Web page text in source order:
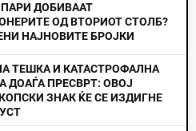
ДОБИВААТ
ОД ВТОРИОТ СТОЛБ?
НАЈНОВИТЕ БРОЈКИ
ТЕШКА И КАТАСТРОФАЛНА
ДОАЃА ПРЕСВРТ: ОВОЈ
ЗНАК ЌЕ СЕ ИЗДИГНЕ